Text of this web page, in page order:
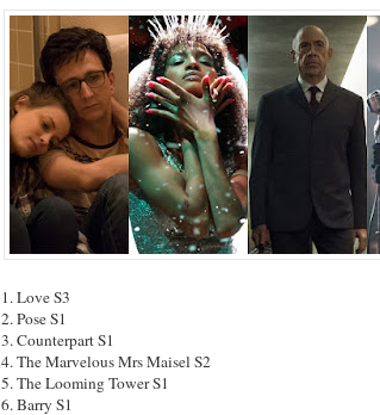
1. Love S3
2. Pose S1
3. Counterpart S1
4. The Marvelous Mrs Maisel S2
5. The Looming Tower S1
6. Barry S1